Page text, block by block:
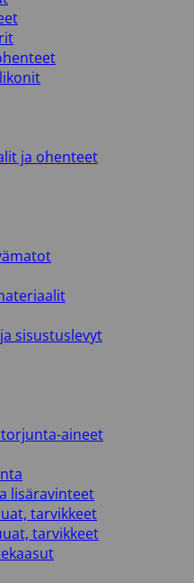
ja ohenteet
sisustuslevyt
aineet
lisäravinteet
tarvikkeet
tarvikkeet